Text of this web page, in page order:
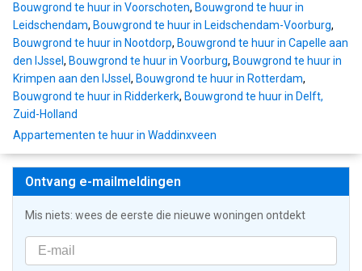
Bouwgrond te huur in Voorschoten, Bouwgrond te huur in
Leidschendam, Bouwgrond te huur in Leidschendam-Voorburg,
Bouwgrond te huur in Nootdorp, Bouwgrond te huur in Capelle aan
den IJssel , Bouwgrond te huur in Voorburg, Bouwgrond te huur in
Krimpen aan den IJssel , Bouwgrond te huur in Rotterdam,
Bouwgrond te huur in Ridderkerk, Bouwgrond te huur in Delft,
Zuid-Holland
Appartementen te huur in Waddinxveen
Ontvang e-mailmeldingen
Mis niets: wees de eerste die nieuwe woningen ontdekt